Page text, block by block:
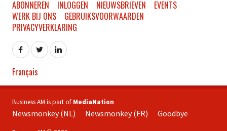
ABONNEREN INLOGGEN NIEUWSBRIEVEN
EVENTS
WERK BIJ ONS
GEBRUIKSVOORWAARDEN
PRIVACYVERKLARING
Français
Business AM is part of MediaNation
Newsmonkey (NL) Newsmonkey (FR) Goodbye